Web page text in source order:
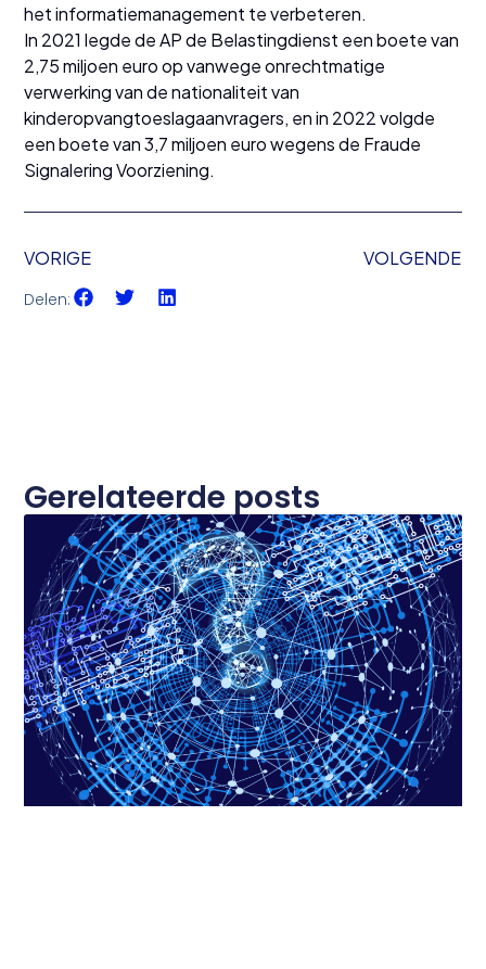
het informatiemanagement te verbeteren.
In 2021 legde de AP de Belastingdienst een boete van
2,75 miljoen euro op vanwege onrechtmatige
verwerking van de nationaliteit van
kinderopvangtoeslagaanvragers, en in 2022 volgde
een boete van 3,7 miljoen euro wegens de Fraude
Signalering Voorziening.
VORIGE VOLGENDE
Delen:
Gerelateerde posts